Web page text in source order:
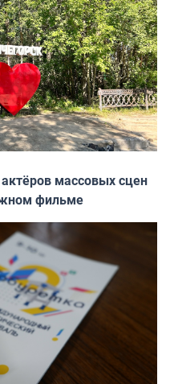
массовых сцен
фильме